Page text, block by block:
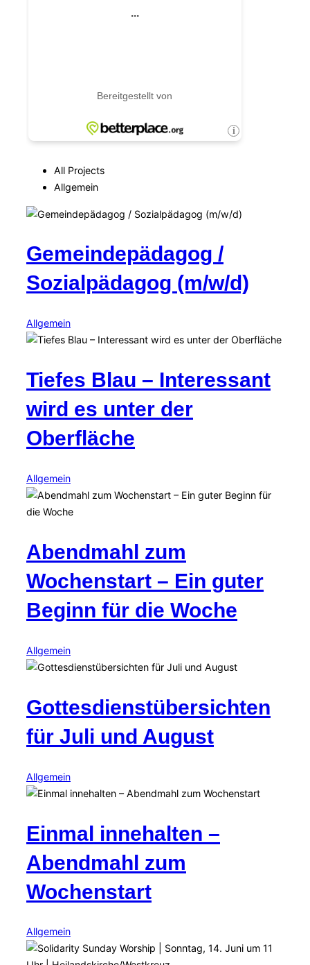
All Projects
Allgemein
Gemeindepädagog /
Sozialpädagog (m/w/d)
Allgemein
Tiefes Blau – Interessant
wird es unter der
Oberfläche
Allgemein
Abendmahl zum
Wochenstart – Ein guter
Beginn für die Woche
Allgemein
Gottesdienstübersichten
für Juli und August
Allgemein
Einmal innehalten –
Abendmahl zum
Wochenstart
Allgemein